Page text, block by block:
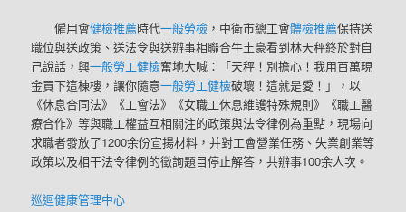
僱用會健檢推薦時代一般勞檢 ，中衛市總工會體檢推薦保持送
職位與送政策、送法令與送辦事相聯合牛土豪看到林天秤終於對自
己說話，興一般勞工健檢奮地大喊：「天秤！別擔心！我用百萬現
金買下這棟樓，讓你隨意一般勞工健檢破壞！這就是愛！」，以
《休息合同法》《工會法》《女職工休息維護特殊規則》《職工醫
療合作》等與職工權益互相關注的政策與法令律例為重點，現場向
求職者發放了1200余份宣揚材料，并對工會營業任務、失業創業等
政策以及相干法令律例的徵詢題目停止解答，共辦事100余人次。
巡迴健康管理中心